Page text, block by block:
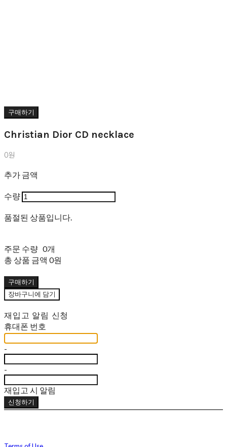
구매하기
Christian Dior CD necklace
0원
추가 금액
수량
품절된 상품입니다.
주문 수량 0개
총 상품 금액 0원
구매하기
장바구니에 담기
재입고 알림 신청
휴대폰 번호
-
-
재입고 시 알림
신청하기